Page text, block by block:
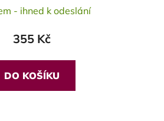
hodnocení
je
5,0
z
5
- ihned k odeslání
355 Kč
DO KOŠÍKU